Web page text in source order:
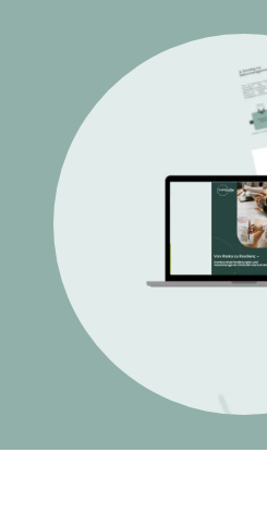
Kontakt